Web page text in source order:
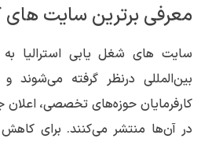
معرفی برترین سایت های
سایت های شغل یابی استرالیا به
بین‌المللی درنظر گرفته می‌شوند
کارفرمایان حوزه‌های تخصصی،
در آن‌ها منتشر می‌کنند. برای